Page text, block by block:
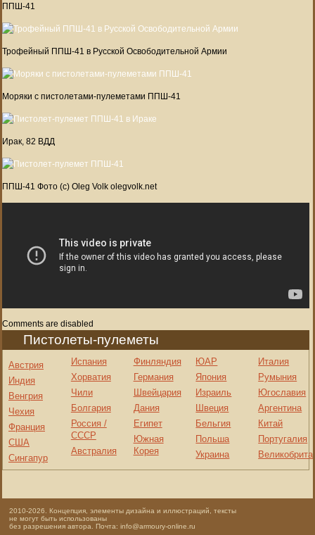
ППШ-41
Трофейный ППШ-41 в Русской Освободительной Армии
Моряки с пистолетами-пулеметами ППШ-41
Ирак, 82 ВДД
ППШ-41 Фото (c) Oleg Volk olegvolk.net
Comments are disabled
Пистолеты-пулеметы
Австрия
Индия
Венгрия
Чехия
Франция
США
Сингапур
Испания
Хорватия
Чили
Болгария
Россия /
СССР
Австралия
Финляндия
Германия
Швейцария
Дания
Египет
Южная
Корея
ЮАР
Япония
Израиль
Швеция
Бельгия
Польша
Украина
Италия
Румыния
Югославия
Аргентина
Китай
Португалия
2010-2026. Концепция, элементы дизайна и иллюстраций, тексты
не могут быть использованы
без разрешения автора. Почта: info@armoury-online.ru